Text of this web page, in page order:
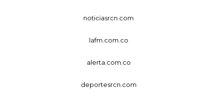
noticiasrcn.com
lafm.com.co
alerta.com.co
deportesrcn.com